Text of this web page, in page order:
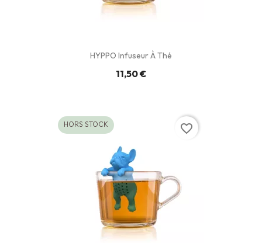
HYPPO Infuseur À Thé
11,50 €
HORS STOCK favorite_border